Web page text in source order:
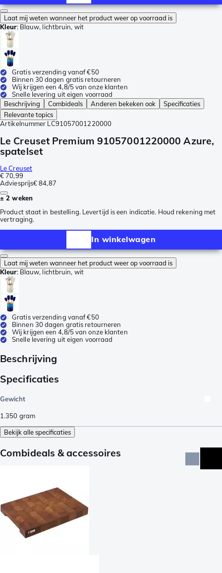
Laat mij weten wanneer het product weer op voorraad is
Kleur: Blauw, lichtbruin, wit
Gratis verzending vanaf €50
Binnen 30 dagen gratis retourneren
Wij krijgen een 4,8/5 van onze klanten
Snelle levering uit eigen voorraad
Beschrijving
Combideals Anderen bekeken ook
Specificaties
Relevante topics
Artikelnummer LC91057001220000
Le Creuset Premium 91057001220000 Azure,
spatelset
Le Creuset
€ 70,99
Adviesprijs€ 84,87
± 2 weken
Product staat in bestelling. Levertijd is een indicatie. Houd rekening met
vertraging.
In winkelwagen
Laat mij weten wanneer het product weer op voorraad is
Kleur: Blauw, lichtbruin, wit
Gratis verzending vanaf €50
Binnen 30 dagen gratis retourneren
Wij krijgen een 4,8/5 van onze klanten
Snelle levering uit eigen voorraad
Beschrijving
Specificaties
Gewicht
1.350 gram
Bekijk alle specificaties
Combideals & accessoires